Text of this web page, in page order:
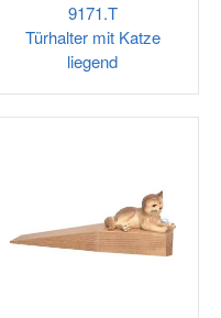
9171.T
Türhalter mit Katze
liegend